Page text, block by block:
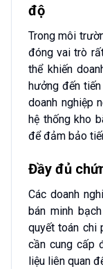
độ
Trong môi
đóng vai trò
thể khiến
hưởng đến
doanh nghiệp
hệ thống kho
để đảm bảo
Đầy đủ
Các doanh
bán minh
quyết toán chi
cần cung cấp
liệu liên quan